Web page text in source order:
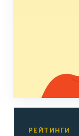
РЕЙТИНГИ